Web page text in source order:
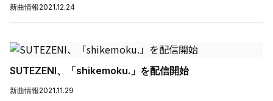
新曲情報2021.12.24
SUTEZENI、「shikemoku.」を配信開始
新曲情報2021.11.29